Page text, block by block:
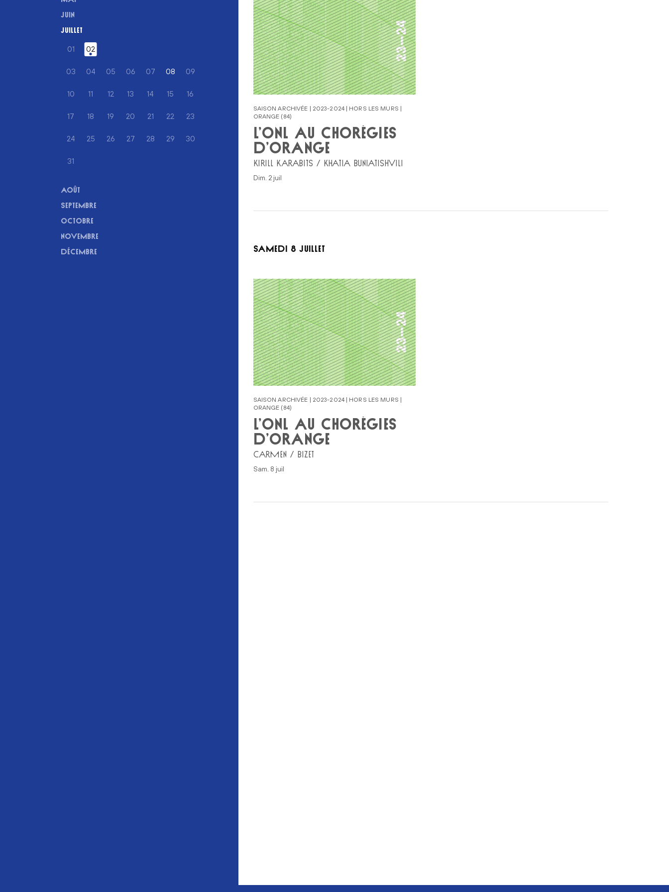
JUIN
JUILLET
01(JUILLET)
02
03(JUILLET)
04(JUILLET)
05(JUILLET)
06(JUILLET)
07(JUILLET)
08 (JUILLET)
09(JUILLET)
10(JUILLET)
11(JUILLET)
12(JUILLET)
13(JUILLET)
14(JUILLET)
15(JUILLET)
16(JUILLET)
17(JUILLET)
18(JUILLET)
19(JUILLET)
20(JUILLET)
21(JUILLET)
22(JUILLET)
23(JUILLET)
24(JUILLET)
25(JUILLET)
26(JUILLET)
27(JUILLET)
28(JUILLET)
29(JUILLET)
30(JUILLET)
31(JUILLET)
AOÛT
SEPTEMBRE
OCTOBRE
NOVEMBRE
DÉCEMBRE
SAISON ARCHIVÉE | 2023-2024 | HORS LES MURS |
ORANGE (84)
L’ONL AU CHORÉGIES
D’ORANGE
KIRILL KARABITS / KHATIA BUNIATISHVILI
dim. 2 juil
SAMEDI 8 JUILLET
SAISON ARCHIVÉE | 2023-2024 | HORS LES MURS |
ORANGE (84)
L’ONL AU CHORÉGIES
D’ORANGE
CARMEN / BIZET
sam. 8 juil